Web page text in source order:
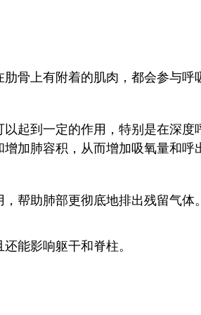
骨上有附着的肌肉，都会参与呼
起到一定的作用，特别是在深度
加肺容积，从而增加吸氧量和呼
帮助肺部更彻底地排出残留气体。
能影响躯干和脊柱。